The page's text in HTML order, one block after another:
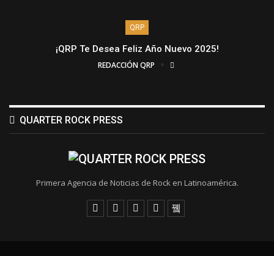
QRP
¡QRP Te Desea Feliz Año Nuevo 2025!
REDACCIÓN QRP
QUARTER ROCK PRESS
Primera Agencia de Noticias de Rock en Latinoamérica.